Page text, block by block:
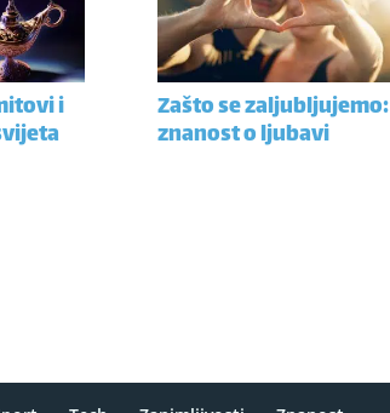
i Zašto se zaljubljujemo:
znanost o ljubavi